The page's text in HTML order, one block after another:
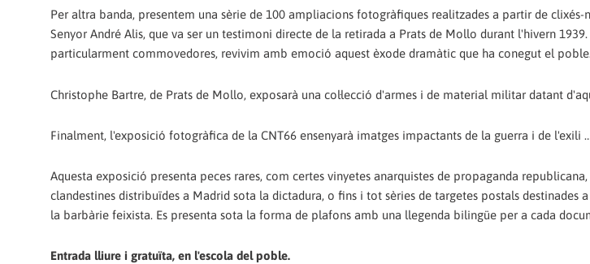
Per altra banda, presentem una sèrie de 100 ampliacions fotogràfiques realitzades a partir de
Senyor André Alis, que va ser un testimoni directe de la retirada a Prats de Mollo durant l'hivern
particularment commovedores, revivim amb emoció aquest èxode dramàtic que ha conegut el poble.
Christophe Bartre, de Prats de Mollo, exposarà una col·lecció d'armes i de material militar datant
Finalment, l'exposició fotogràfica de la CNT66 ensenyarà imatges impactants de la guerra i de l'exili
Aquesta exposició presenta peces rares, com certes vinyetes anarquistes de propaganda
clandestines distribuïdes a Madrid sota la dictadura, o fins i tot sèries de targetes postals destinades
la barbàrie feixista. Es presenta sota la forma de plafons amb una llegenda bilingüe per a cada
Entrada lliure i gratuïta, en l'escola del poble.